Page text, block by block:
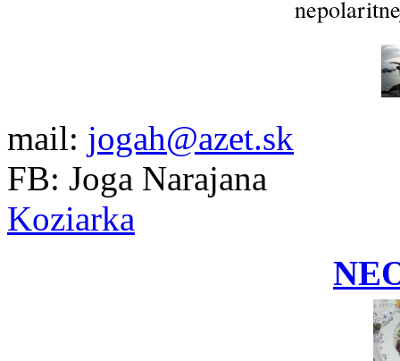
mail: jogah@azet.sk
FB: Joga Narajana
Koziarka